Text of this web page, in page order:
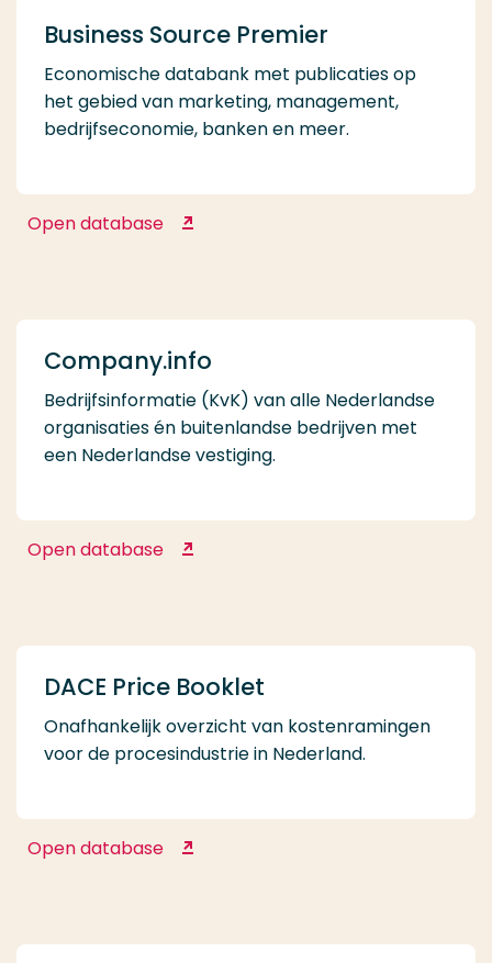
Business Source Premier
Economische databank met publicaties op
het gebied van marketing, management,
bedrijfseconomie, banken en meer.
Open database Business Source Premier
Company.info
Bedrijfsinformatie (KvK) van alle Nederlandse
organisaties én buitenlandse bedrijven met
een Nederlandse vestiging.
Open database Company.info
DACE Price Booklet
Onafhankelijk overzicht van kostenramingen
voor de procesindustrie in Nederland.
Open database DACE Price Booklet